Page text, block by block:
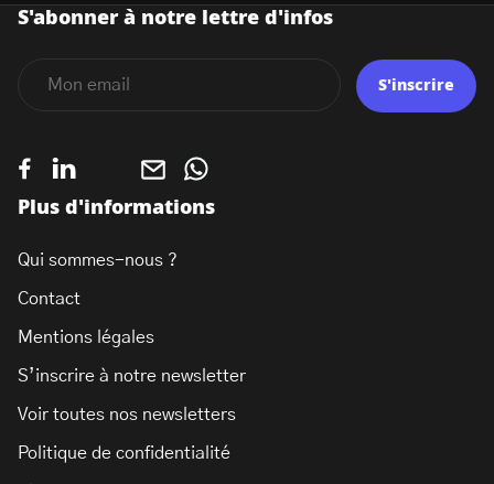
Plus d'informations
Qui sommes-nous ?
Contact
Mentions légales
S’inscrire à notre newsletter
Voir toutes nos newsletters
Politique de confidentialité
S'abonner à notre lettre d'infos
S'inscrire